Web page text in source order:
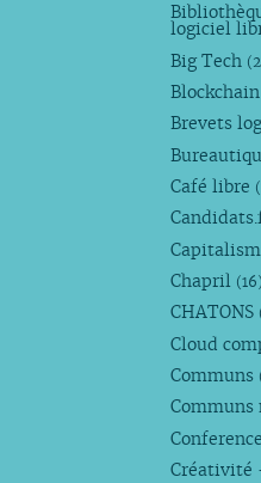
logiciel
Big Tech
Blockchain
Brevets
Café libre
Chapril (16)
CHATONS
Cloud
Communs
Communs
Conference
Créativité